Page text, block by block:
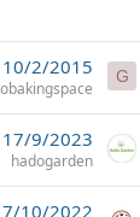
10/2/2015 G
17/9/2023
hadogarden
7/10/2022